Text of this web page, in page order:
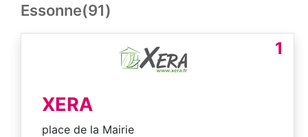
Essonne(91)
1
XERA
place de la Mairie